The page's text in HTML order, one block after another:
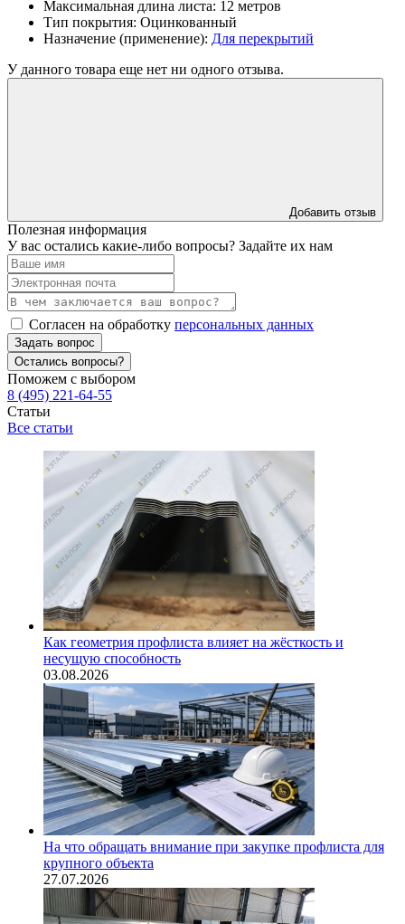
Максимальная длина листа: 12 метров
Тип покрытия: Оцинкованный
Назначение (применение): Для перекрытий
У данного товара еще нет ни одного отзыва.
Добавить отзыв
Полезная информация
У вас остались какие-либо вопросы? Задайте их нам
Согласен на обработку персональных данных
Задать вопрос
Остались вопросы?
Поможем с выбором
8 (495) 221-64-55
Статьи
Все статьи
Как геометрия профлиста влияет на жёсткость и
несущую способность
03.08.2026
На что обращать внимание при закупке профлиста для
крупного объекта
27.07.2026